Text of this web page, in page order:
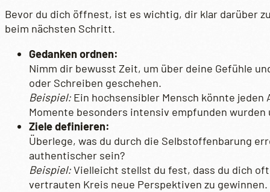
Bevor du dich öffnest, ist es wichtig, dir klar darüber
beim nächsten Schritt.
Gedanken ordnen:
Nimm dir bewusst Zeit, um über deine Gefühle
oder Schreiben geschehen.
Beispiel: Ein hochsensibler Mensch könnte
Momente besonders intensiv empfunden wurden
Ziele definieren:
Überlege, was du durch die Selbstoffenbarung
authentischer sein?
Beispiel:Vielleicht stellst du fest, dass du dich
vertrauten Kreis neue Perspektiven zu gewinnen.